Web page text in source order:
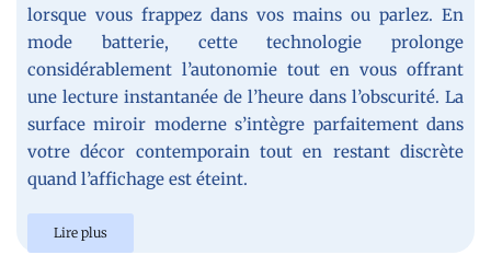
lorsque vous frappez dans vos mains ou parlez. En
mode batterie, cette technologie prolonge
considérablement l’autonomie tout en vous offrant
une lecture instantanée de l’heure dans l’obscurité. La
surface miroir moderne s’intègre parfaitement dans
votre décor contemporain tout en restant discrète
quand l’affichage est éteint.
Lire plus